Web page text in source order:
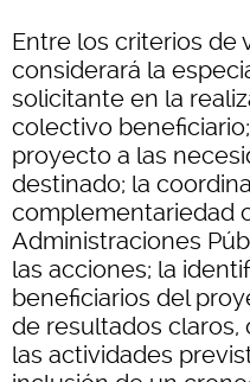
Entre los criterios de
considerará la
solicitante en la
colectivo
proyecto a las
destinado; la
complementariedad
Administraciones
las acciones; la
beneficiarios del
de resultados claros,
las actividades